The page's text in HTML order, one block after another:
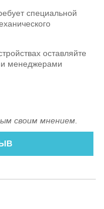
специальной
оставляйте
менеджерами
своим мнением.